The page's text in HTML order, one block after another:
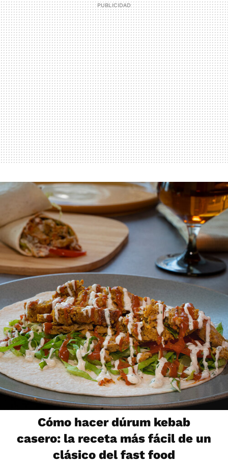
Cómo hacer dúrum kebab
casero: la receta más fácil de un
clásico del fast food